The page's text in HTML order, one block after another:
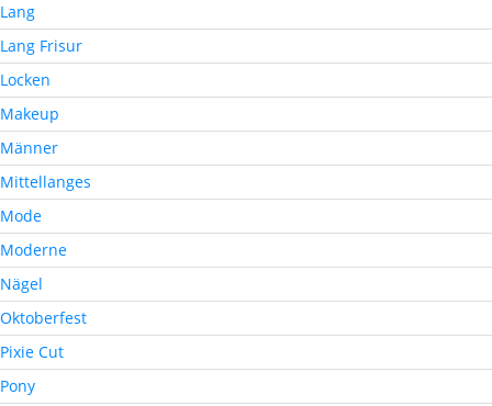
Lang
Lang Frisur
Locken
Makeup
Männer
Mittellanges
Mode
Moderne
Nägel
Oktoberfest
Pixie Cut
Pony